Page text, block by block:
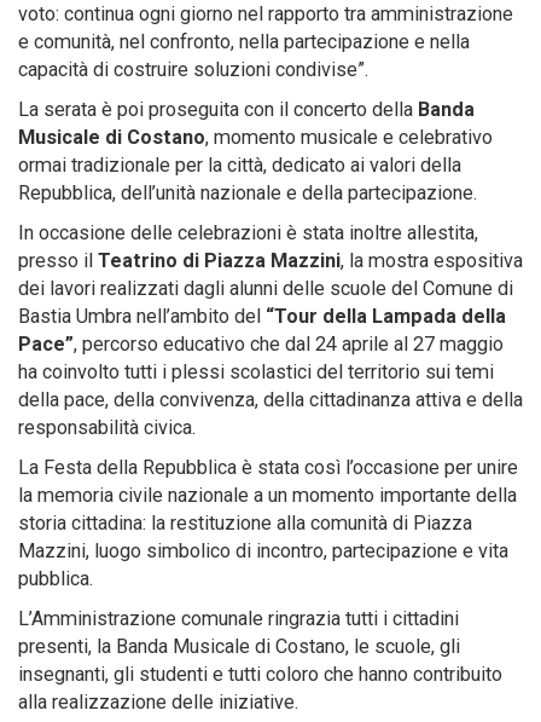
voto: continua ogni giorno nel rapporto tra amministrazione
e comunità, nel confronto, nella partecipazione e nella
capacità di costruire soluzioni condivise”.
La serata è poi proseguita con il concerto della Banda
Musicale di Costano, momento musicale e celebrativo
ormai tradizionale per la città, dedicato ai valori della
Repubblica, dell’unità nazionale e della partecipazione.
In occasione delle celebrazioni è stata inoltre allestita,
presso il Teatrino di Piazza Mazzini, la mostra espositiva
dei lavori realizzati dagli alunni delle scuole del Comune di
Bastia Umbra nell’ambito del “Tour della Lampada della
Pace”, percorso educativo che dal 24 aprile al 27 maggio
ha coinvolto tutti i plessi scolastici del territorio sui temi
della pace, della convivenza, della cittadinanza attiva e della
responsabilità civica.
La Festa della Repubblica è stata così l’occasione per unire
la memoria civile nazionale a un momento importante della
storia cittadina: la restituzione alla comunità di Piazza
Mazzini, luogo simbolico di incontro, partecipazione e vita
pubblica.
L’Amministrazione comunale ringrazia tutti i cittadini
presenti, la Banda Musicale di Costano, le scuole, gli
insegnanti, gli studenti e tutti coloro che hanno contribuito
alla realizzazione delle iniziative.